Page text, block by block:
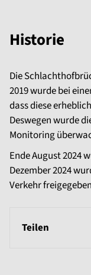
Historie
Die
2019 wurde bei
dass diese
Deswegen wurde
Monitoring
Ende August 2024
Dezember 2024
Verkehr
Teilen